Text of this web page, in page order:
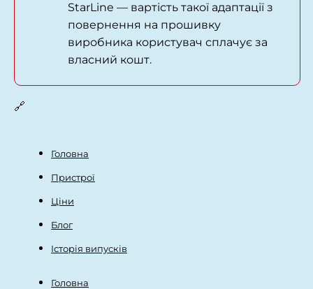
StarLine — вартість такої адаптації з
повернення на прошивку
виробника користувач сплачує за
власний кошт.
🔗
Головна
Пристрої
Ціни
Блог
Історія випусків
Головна